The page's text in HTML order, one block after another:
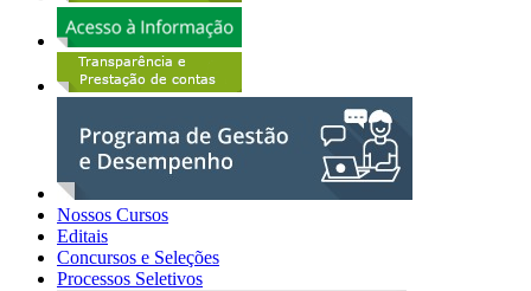
Nossos Cursos
Editais
Concursos e Seleções
Processos Seletivos